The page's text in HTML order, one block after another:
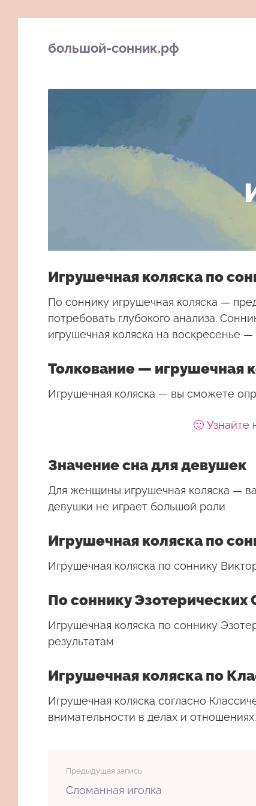
большой-сонник.рф
Игрушечная коляска по
По соннику игрушечная коляска —
потребовать глубокого анализа.
игрушечная коляска на воскресенье
Толкование — игрушечная
Игрушечная коляска — вы сможете
🙂 Узнайте
Значение сна для девушек
Для женщины игрушечная коляска —
девушки не играет большой роли
Игрушечная коляска по
Игрушечная коляска по соннику
По соннику Эзотерических
Игрушечная коляска по соннику
результатам
Игрушечная коляска по
Игрушечная коляска согласно
внимательности в делах и отношениях.
Предыдущая запись
Сломанная иголка